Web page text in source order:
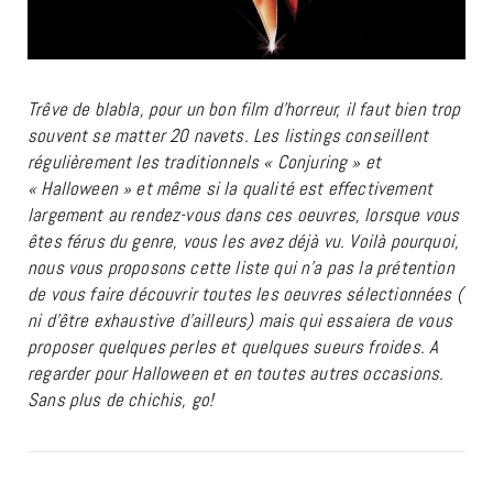
Trêve de blabla, pour un bon film d’horreur, il faut bien trop
souvent se matter 20 navets. Les listings conseillent
régulièrement les traditionnels « Conjuring » et
« Halloween » et même si la qualité est effectivement
largement au rendez-vous dans ces oeuvres, lorsque vous
êtes férus du genre, vous les avez déjà vu. Voilà pourquoi,
nous vous proposons cette liste qui n’a pas la prétention
de vous faire découvrir toutes les oeuvres sélectionnées (
ni d’être exhaustive d’ailleurs) mais qui essaiera de vous
proposer quelques perles et quelques sueurs froides. A
regarder pour Halloween et en toutes autres occasions.
Sans plus de chichis, go!